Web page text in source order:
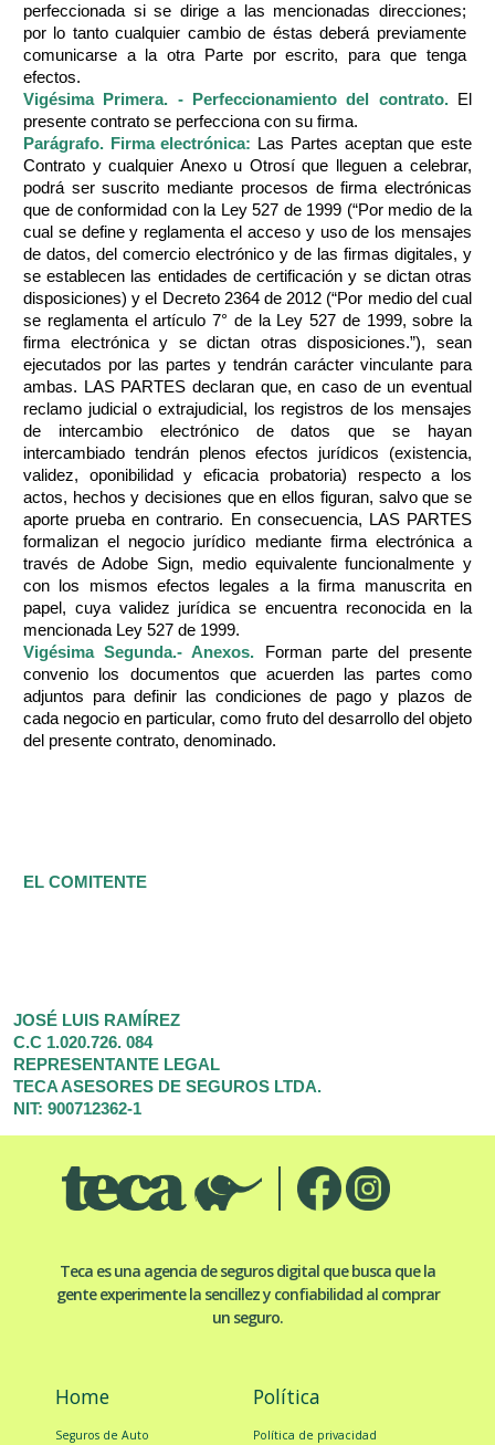
perfeccionada si se dirige a las mencionadas direcciones;
por lo tanto cualquier cambio de éstas deberá previamente
comunicarse a la otra Parte por escrito, para que tenga
efectos.
Vigésima Primera. - Perfeccionamiento del contrato.El
presente contrato se perfecciona con su firma.
Parágrafo. Firma electrónica: Las Partes aceptan que este
Contrato y cualquier Anexo u Otrosí que lleguen a celebrar,
podrá ser suscrito mediante procesos de firma electrónicas
que de conformidad con la Ley 527 de 1999 (“Por medio de la
cual se define y reglamenta el acceso y uso de los mensajes
de datos, del comercio electrónico y de las firmas digitales, y
se establecen las entidades de certificación y se dictan otras
disposiciones) y el Decreto 2364 de 2012 (“Por medio del cual
se reglamenta el artículo 7° de la Ley 527 de 1999, sobre la
firma electrónica y se dictan otras disposiciones.”), sean
ejecutados por las partes y tendrán carácter vinculante para
ambas. LAS PARTES declaran que, en caso de un eventual
reclamo judicial o extrajudicial, los registros de los mensajes
de intercambio electrónico de datos que se hayan
intercambiado tendrán plenos efectos jurídicos (existencia,
validez, oponibilidad y eficacia probatoria) respecto a los
actos, hechos y decisiones que en ellos figuran, salvo que se
aporte prueba en contrario. En consecuencia, LAS PARTES
formalizan el negocio jurídico mediante firma electrónica a
través de Adobe Sign, medio equivalente funcionalmente y
con los mismos efectos legales a la firma manuscrita en
papel, cuya validez jurídica se encuentra reconocida en la
mencionada Ley 527 de 1999.
Vigésima Segunda.- Anexos. Forman parte del presente
convenio los documentos que acuerden las partes como
adjuntos para definir las condiciones de pago y plazos de
cada negocio en particular, como fruto del desarrollo del objeto
del presente contrato, denominado.
EL COMITENTE
JOSÉ LUIS RAMÍREZ
C.C 1.020.726. 084
REPRESENTANTE LEGAL
TECA ASESORES DE SEGUROS LTDA.
NIT: 900712362-1
Teca es una agencia de seguros digital que busca que la
gente experimente la sencillez y confiabilidad al comprar
un seguro.
Home
Seguros de Auto
Política
Política de privacidad